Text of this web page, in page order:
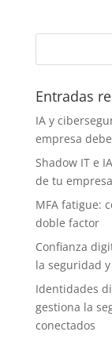
Entradas
IA y
empresa
Shadow IT e
de tu empresa
MFA fatigue:
doble factor
Confianza
la seguridad
Identidades
gestiona la
conectados